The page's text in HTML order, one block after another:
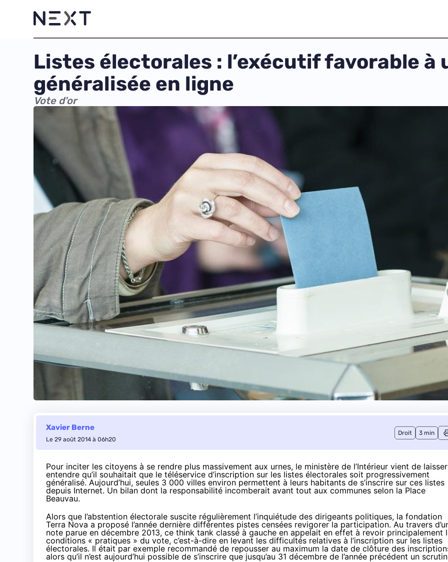
Listes électorales : l’exécutif favorable
généralisée en ligne
Vote d'or
Xavier Berne
Le 29 août 2014 à 06h20
Droit 3 min
Pour inciter les citoyens à se rendre plus massivement aux urnes, le ministère de l’Intérieur vient de laisser
entendre qu’il souhaitait que le téléservice d’inscription sur les listes électorales soit progressivement
généralisé. Aujourd’hui, seules 3 000 villes environ permettent à leurs habitants de s’inscrire sur ces listes
depuis Internet. Un bilan dont la responsabilité incomberait avant tout aux communes selon la Place
Beauvau.
Alors que l’abstention électorale suscite régulièrement l’inquiétude des dirigeants politiques, la fondation
Terra Nova a proposé l’année dernière différentes pistes censées revigorer la participation. Au travers
note parue en décembre 2013, ce think tank classé à gauche en appelait en effet à revoir principalement
conditions « pratiques » du vote, c’est-à-dire en levant les difficultés relatives à l’inscription sur les listes
électorales. Il était par exemple recommandé de repousser au maximum la date de clôture des
alors qu’il n’est aujourd’hui possible de s’inscrire que jusqu’au 31 décembre de l’année précédent un